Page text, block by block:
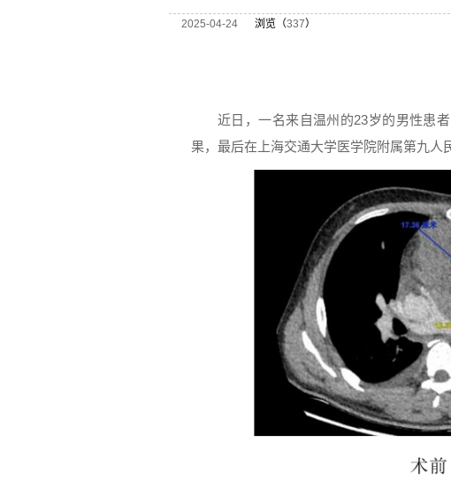
2025-04-24 浏览（337）
近日，一名来自温州的23岁的男性患
果，最后在上海交通大学医学院附属第九人